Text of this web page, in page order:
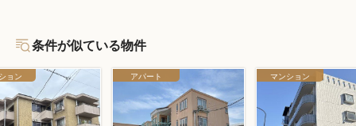
条件が似ている物件
ョン アパート マンション